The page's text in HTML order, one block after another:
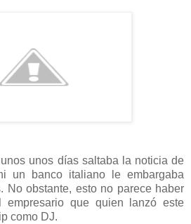
unos días saltaba la noticia de
un banco italiano le embargaba
No obstante, esto no parece haber
empresario que quien lanzó este
como DJ.